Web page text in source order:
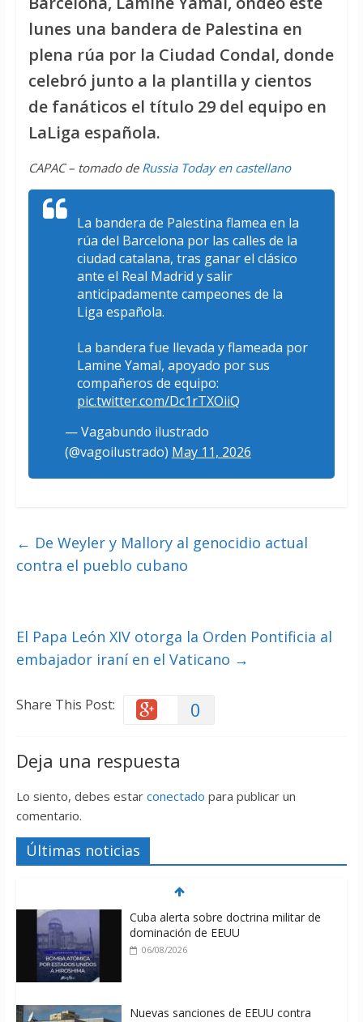
lunes una bandera de Palestina en
plena rúa por la Ciudad Condal, donde
celebró junto a la plantilla y cientos
de fanáticos el título 29 del equipo en
LaLiga española.
CAPAC – tomado de Russia Today en castellano
La bandera de Palestina flamea en la
rúa del Barcelona por las calles de la
ciudad catalana, tras ganar el clásico
ante el Real Madrid y salir
anticipadamente campeones de la
Liga española.
La bandera fue llevada y flameada por
Lamine Yamal, apoyado por sus
compañeros de equipo:
pic.twitter.com/Dc1rTXOiiQ
— Vagabundo ilustrado
(@vagoilustrado) May 11, 2026
← De Weyler y Mallory al genocidio actual
contra el pueblo cubano
El Papa León XIV otorga la Orden Pontificia al
embajador iraní en el Vaticano →
Share This Post: 0
Deja una respuesta
Lo siento, debes estar conectado para publicar un
comentario.
Últimas noticias
Cuba alerta sobre doctrina militar de
dominación de EEUU
06/08/2026
Nuevas sanciones de EEUU contra